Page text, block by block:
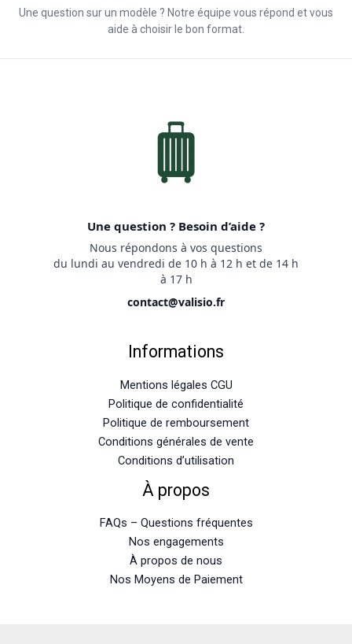
Une question sur un modèle ? Notre équipe vous répond et vous
aide à choisir le bon format.
Une question ? Besoin d’aide ?
Nous répondons à vos questions
du lundi au vendredi de 10 h à 12 h et de 14 h
à 17 h
contact@valisio.fr
Informations
Mentions légales CGU
Politique de confidentialité
Politique de remboursement
Conditions générales de vente
Conditions d’utilisation
À propos
FAQs – Questions fréquentes
Nos engagements
À propos de nous
Nos Moyens de Paiement